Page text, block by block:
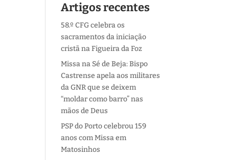
Artigos recentes
58.º CFG celebra os
sacramentos da iniciação
cristã na Figueira da Foz
Missa na Sé de Beja: Bispo
Castrense apela aos militares
da GNR que se deixem
“moldar como barro” nas
mãos de Deus
PSP do Porto celebrou 159
anos com Missa em
Matosinhos